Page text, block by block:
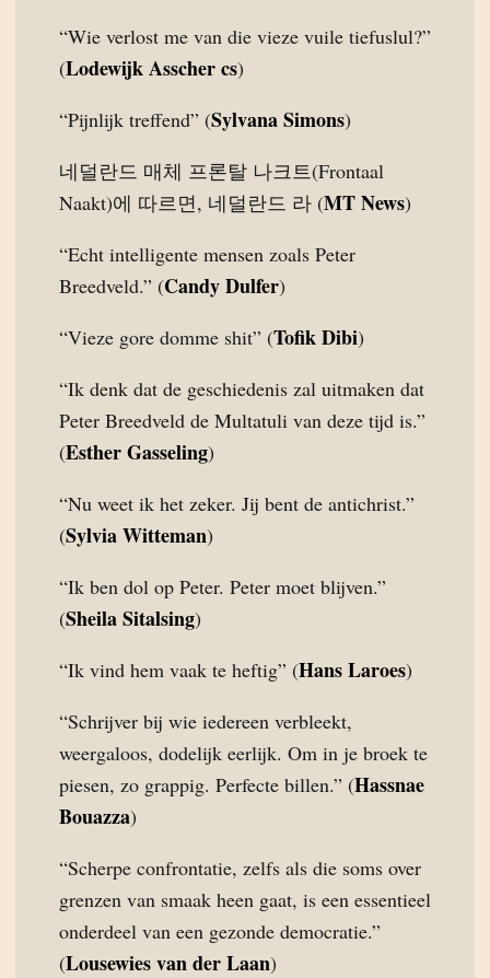
“Wie verlost me van die vieze vuile tiefuslul?”
(Lodewijk Asscher cs)
“Pijnlijk treffend” (Sylvana Simons)
네덜란드 매체 프론탈 나크트(Frontaal
Naakt)에 따르면, 네덜란드 라 (MT News)
“Echt intelligente mensen zoals Peter
Breedveld.” (Candy Dulfer)
“Vieze gore domme shit” (Tofik Dibi)
“Ik denk dat de geschiedenis zal uitmaken dat
Peter Breedveld de Multatuli van deze tijd is.”
(Esther Gasseling)
“Nu weet ik het zeker. Jij bent de antichrist.”
(Sylvia Witteman)
“Ik ben dol op Peter. Peter moet blijven.”
(Sheila Sitalsing)
“Ik vind hem vaak te heftig” (Hans Laroes)
“Schrijver bij wie iedereen verbleekt,
weergaloos, dodelijk eerlijk. Om in je broek te
piesen, zo grappig. Perfecte billen.” (Hassnae
Bouazza)
“Scherpe confrontatie, zelfs als die soms over
grenzen van smaak heen gaat, is een essentieel
onderdeel van een gezonde democratie.”
(Lousewies van der Laan)